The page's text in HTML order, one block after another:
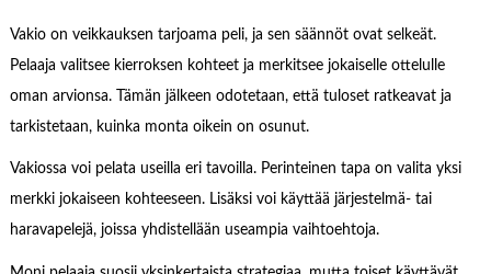
Vakio on veikkauksen tarjoama peli, ja sen säännöt ovat selkeät.
Pelaaja valitsee kierroksen kohteet ja merkitsee jokaiselle ottelulle
oman arvionsa. Tämän jälkeen odotetaan, että tuloset ratkeavat ja
tarkistetaan, kuinka monta oikein on osunut.
Vakiossa voi pelata useilla eri tavoilla. Perinteinen tapa on valita yksi
merkki jokaiseen kohteeseen. Lisäksi voi käyttää järjestelmä- tai
haravapelejä, joissa yhdistellään useampia vaihtoehtoja.